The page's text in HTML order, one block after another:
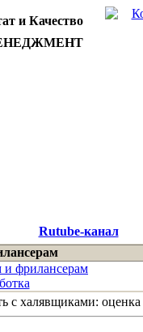
и Качество
Rutube-канал
фрилансерам
с халявщиками: